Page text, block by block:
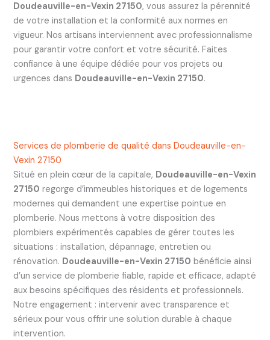
Doudeauville-en-Vexin 27150, vous assurez la pérennité
de votre installation et la conformité aux normes en
vigueur. Nos artisans interviennent avec professionnalisme
pour garantir votre confort et votre sécurité. Faites
confiance à une équipe dédiée pour vos projets ou
urgences dans Doudeauville-en-Vexin 27150.
Services de plomberie de qualité dans Doudeauville-en-
Vexin 27150
Situé en plein cœur de la capitale, Doudeauville-en-Vexin
27150 regorge d’immeubles historiques et de logements
modernes qui demandent une expertise pointue en
plomberie. Nous mettons à votre disposition des
plombiers expérimentés capables de gérer toutes les
situations : installation, dépannage, entretien ou
rénovation. Doudeauville-en-Vexin 27150 bénéficie ainsi
d’un service de plomberie fiable, rapide et efficace, adapté
aux besoins spécifiques des résidents et professionnels.
Notre engagement : intervenir avec transparence et
sérieux pour vous offrir une solution durable à chaque
intervention.